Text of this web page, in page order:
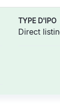
TYPE D'IPO
Direct